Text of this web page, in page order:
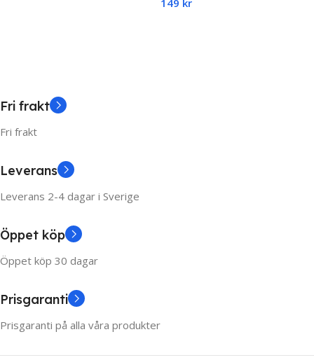
Essential)
149 kr
Fri frakt
Fri frakt
Leverans
Leverans 2-4 dagar i Sverige
Öppet köp
Öppet köp 30 dagar
Prisgaranti
Prisgaranti på alla våra produkter